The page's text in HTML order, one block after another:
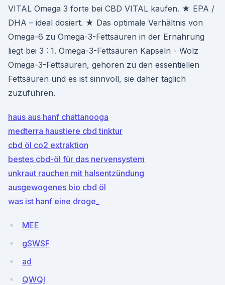
VITAL Omega 3 forte bei CBD VITAL kaufen. ★ EPA /
DHA – ideal dosiert. ★ Das optimale Verhältnis von
Omega-6 zu Omega-3-Fettsäuren in der Ernährung
liegt bei 3 : 1. Omega-3-Fettsäuren Kapseln - Wolz
Omega-3-Fettsäuren, gehören zu den essentiellen
Fettsäuren und es ist sinnvoll, sie daher täglich
zuzuführen.
haus aus hanf chattanooga
medterra haustiere cbd tinktur
cbd öl co2 extraktion
bestes cbd-öl für das nervensystem
unkraut rauchen mit halsentzündung
ausgewogenes bio cbd öl
was ist hanf eine droge_
MEE
gSWSF
ad
QWQl